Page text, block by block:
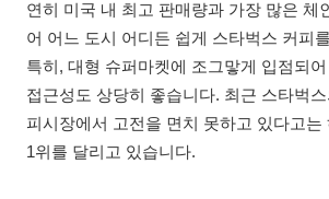
연히 미국 내 최고 판매량과 가장 많은 체
어 어느 도시 어디든 쉽게 스타벅스 커피
특히, 대형 슈퍼마켓에 조그맣게 입점되
접근성도 상당히 좋습니다. 최근 스타벅
피시장에서 고전을 면치 못하고 있다고는
1위를 달리고 있습니다.